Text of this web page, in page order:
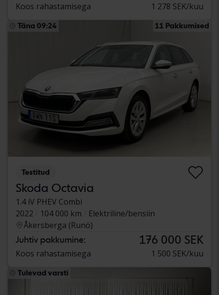
Koos rahastamisega 1 278 SEK/kuu
Täna 09:24 11 Pakkumised
Testitud
Skoda Octavia
1.4 iV PHEV Combi
2022
104 000 km
Elektriline/bensiin
Åkersberga (Runö)
Juhtiv pakkumine: 176 000 SEK
Koos rahastamisega 1 500 SEK/kuu
Tulevad varsti